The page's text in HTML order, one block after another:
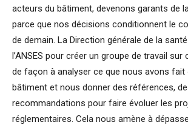
acteurs du bâtiment, devenons garants de
parce que nos décisions conditionnent le
de demain. La Direction générale de la
l’ANSES pour créer un groupe de travail sur
de façon à analyser ce que nous avons fait
bâtiment et nous donner des références,
recommandations pour faire évoluer les
réglementaires. Cela nous amène à